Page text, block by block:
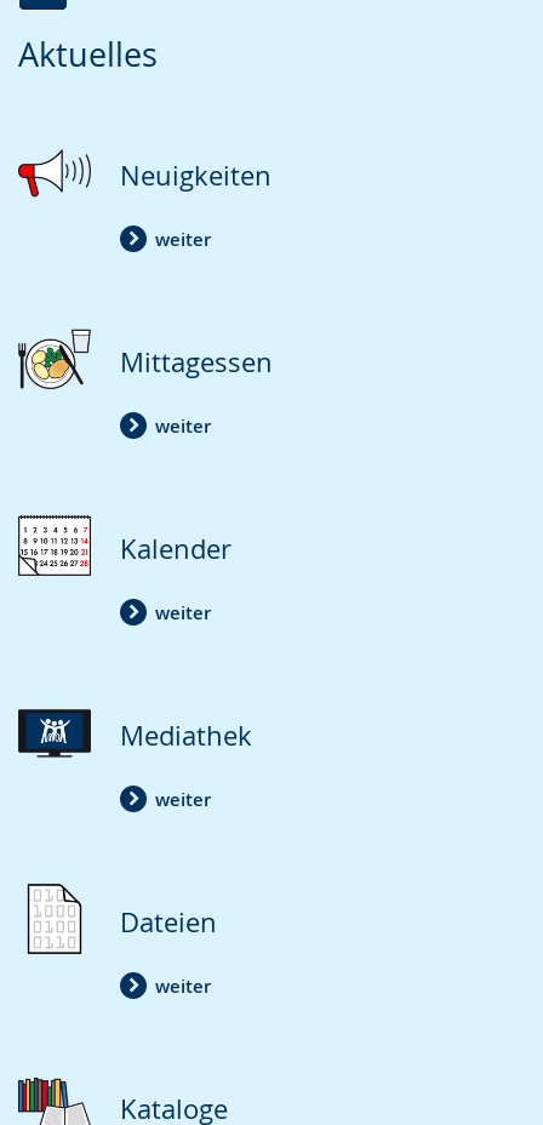
Aktuelles
Leichten
Audio-
Video
Gebärdensprache
wird
Neuigkeiten
weiter
Mittagessen
weiter
Kalender
weiter
Mediathek
weiter
Dateien
weiter
Kataloge